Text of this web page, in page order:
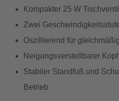
Kompakter 25 W
Zwei
Oszillierend für
Neigungsverstellbarer
Stabiler Standfuß und
Betrieb